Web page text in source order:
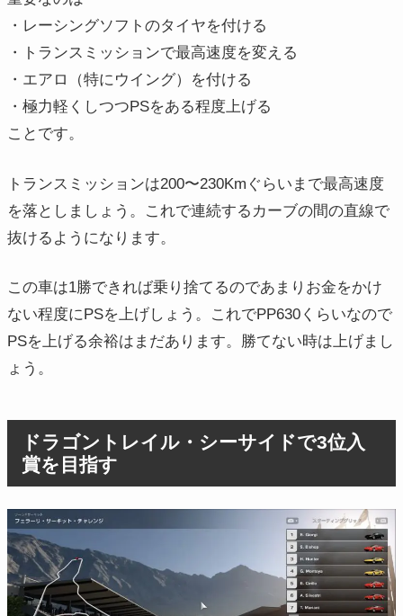
・レーシングソフトのタイヤを付ける
・トランスミッションで最高速度を変える
・エアロ（特にウイング）を付ける
・極力軽くしつつPSをある程度上げる
ことです。
トランスミッションは200〜230Kmぐらいまで最高速度
を落としましょう。これで連続するカーブの間の直線で
抜けるようになります。
この車は1勝できれば乗り捨てるのであまりお金をかけ
ない程度にPSを上げしょう。これでPP630くらいなので
PSを上げる余裕はまだあります。勝てない時は上げまし
ょう。
ドラゴントレイル・シーサイドで3位入
賞を目指す